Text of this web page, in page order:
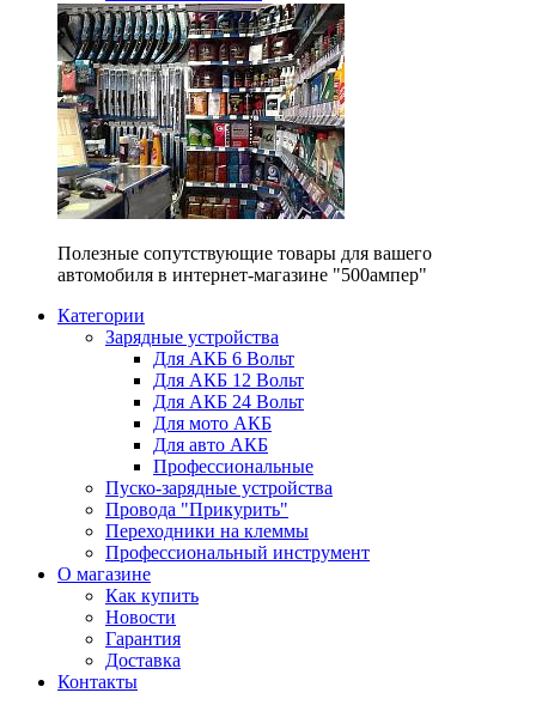
Полезные сопутствующие товары для вашего
автомобиля в интернет-магазине "500ампер"
Категории
Зарядные устройства
Для АКБ 6 Вольт
Для АКБ 12 Вольт
Для АКБ 24 Вольт
Для мото АКБ
Для авто АКБ
Профессиональные
Пуско-зарядные устройства
Провода "Прикурить"
Переходники на клеммы
Профессиональный инструмент
О магазине
Как купить
Новости
Гарантия
Доставка
Контакты